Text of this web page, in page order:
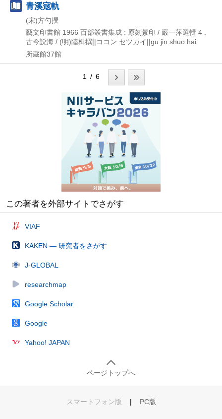
青溪寇軌
(宋)方勺撰
藝文印書館 1966 百部叢書集成 : 原刻景印 / 嚴一萍選輯 4 .
古今説海 / (明)陸楫撰||ココン セツカイ||gu jin shuo hai
所蔵館37館
1 / 6
この著者を外部サイトでさがす
VIAF
KAKEN — 研究者をさがす
J-GLOBAL
researchmap
Google Scholar
Google
Yahoo! JAPAN
ページトップへ
スマートフォン版 | PC版